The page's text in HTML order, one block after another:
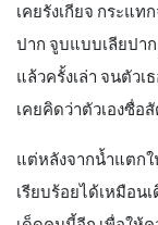
เคยรังเกียจ กระแ
ปาก จูบแบบเลียปา
แล้วครั้งเล่า จนตัวเ
เคยคิดว่าตัวเองซื่อ
แต่หลังจากน้ำแตกใ
เรียบร้อยได้เหมือน